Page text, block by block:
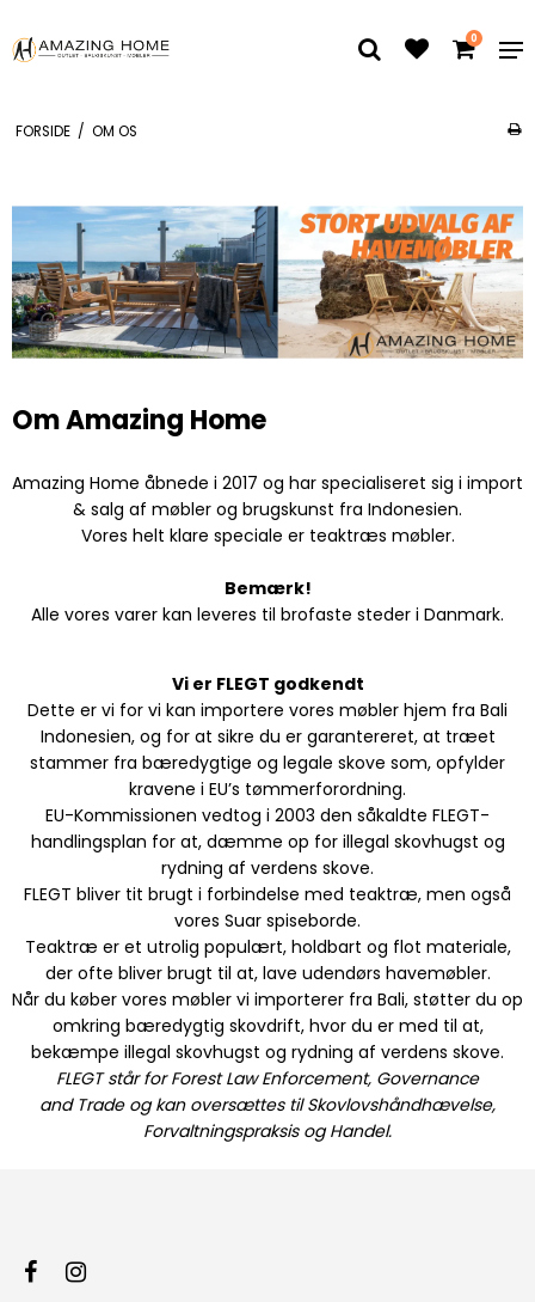
0
FORSIDE / OM OS
Om Amazing Home
Amazing Home åbnede i 2017 og har specialiseret sig i import
& salg af møbler og brugskunst fra Indonesien.
Vores helt klare speciale er teaktræs møbler.
Bemærk!
Alle vores varer kan leveres til brofaste steder i Danmark.
Vi er FLEGT godkendt
Dette er vi for vi kan importere vores møbler hjem fra Bali
Indonesien, og for at sikre du ergarantereret, at træet
stammer fra bæredygtige og legale skove som, opfylder
kravene i EU’s tømmerforordning.
EU-Kommissionen vedtog i 2003 den såkaldte FLEGT-
handlingsplan for at, dæmme op for illegal skovhugst og
rydning af verdens skove.
FLEGT bliver tit brugt i forbindelse med teaktræ, men også
vores Suar spiseborde.
Teaktræ er et utrolig populært, holdbart og flot materiale,
der ofte bliver brugt til at, lave udendørs havemøbler.
Når du køber vores møbler vi importerer fra Bali, støtter du op
omkring bæredygtig skovdrift, hvor du er med til at,
bekæmpe illegal skovhugst og rydning af verdens skove.
FLEGT står for Forest Law Enforcement, Governance
and Trade og kan oversættes til Skovlovshåndhævelse,
Forvaltningspraksis og Handel.